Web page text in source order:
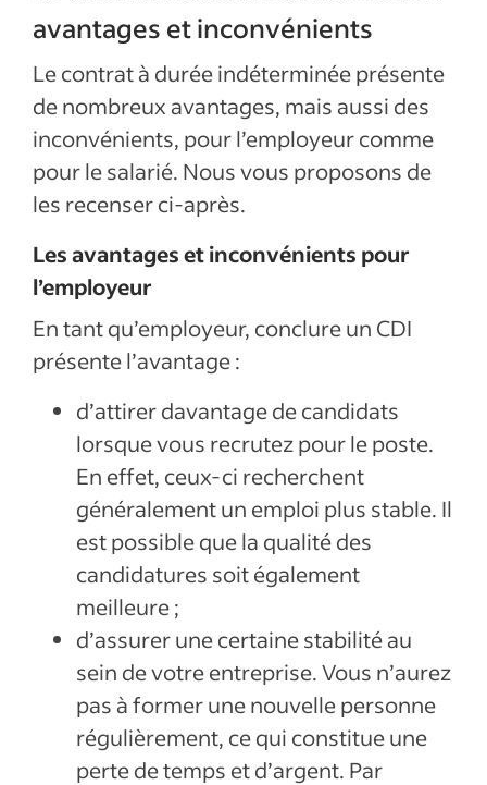
avantages et inconvénients
Le contrat à durée indéterminée présente
de nombreux avantages, mais aussi des
inconvénients, pour l’employeur comme
pour le salarié. Nous vous proposons de
les recenser ci-après.
Les avantages et inconvénients pour
l’employeur
En tant qu’employeur, conclure un CDI
présente l’avantage :
d’attirer davantage de candidats
lorsque vous recrutez pour le poste.
En effet, ceux-ci recherchent
généralement un emploi plus stable. Il
est possible que la qualité des
candidatures soit également
meilleure ;
d’assurer une certaine stabilité au
sein de votre entreprise. Vous n’aurez
pas à former une nouvelle personne
régulièrement, ce qui constitue une
perte de temps et d’argent. Par